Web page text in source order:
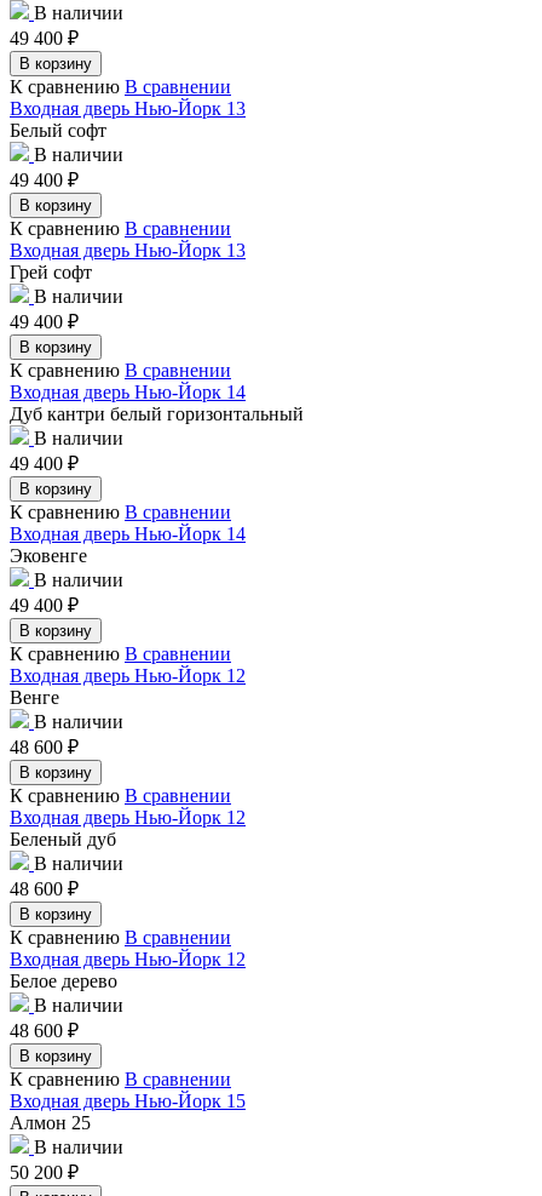
В наличии
49 400 ₽
В корзину
К сравнению В сравнении
Входная дверь Нью-Йорк 13
Белый софт
В наличии
49 400 ₽
В корзину
К сравнению В сравнении
Входная дверь Нью-Йорк 13
Грей софт
В наличии
49 400 ₽
В корзину
К сравнению В сравнении
Входная дверь Нью-Йорк 14
Дуб кантри белый горизонтальный
В наличии
49 400 ₽
В корзину
К сравнению В сравнении
Входная дверь Нью-Йорк 14
Эковенге
В наличии
49 400 ₽
В корзину
К сравнению В сравнении
Входная дверь Нью-Йорк 12
Венге
В наличии
48 600 ₽
В корзину
К сравнению В сравнении
Входная дверь Нью-Йорк 12
Беленый дуб
В наличии
48 600 ₽
В корзину
К сравнению В сравнении
Входная дверь Нью-Йорк 12
Белое дерево
В наличии
48 600 ₽
В корзину
К сравнению В сравнении
Входная дверь Нью-Йорк 15
Алмон 25
В наличии
50 200 ₽